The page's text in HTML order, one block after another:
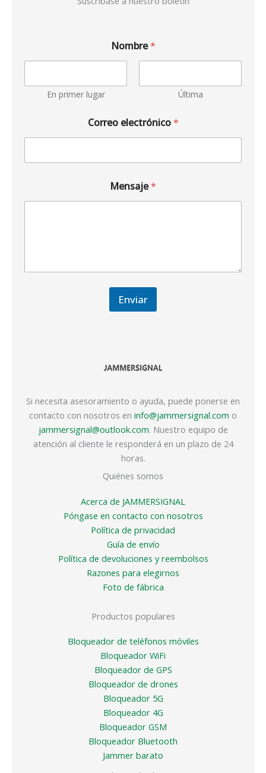
Nombre*
En primer lugar Última
Correo electrónico*
Mensaje*
Enviar
Si necesita asesoramiento o ayuda, puede ponerse en
contacto con nosotros en info@jammersignal.com o
jammersignal@outlook.com. Nuestro equipo de
atención al cliente le responderá en un plazo de 24
horas.
Quiénes somos
Acerca de JAMMERSIGNAL
Póngase en contacto con nosotros
Política de privacidad
Guía de envío
Política de devoluciones y reembolsos
Razones para elegirnos
Foto de fábrica
Productos populares
Bloqueador de teléfonos móviles
Bloqueador WiFi
Bloqueador de GPS
Bloqueador de drones
Bloqueador 5G
Bloqueador 4G
Bloqueador GSM
Bloqueador Bluetooth
Jammer barato